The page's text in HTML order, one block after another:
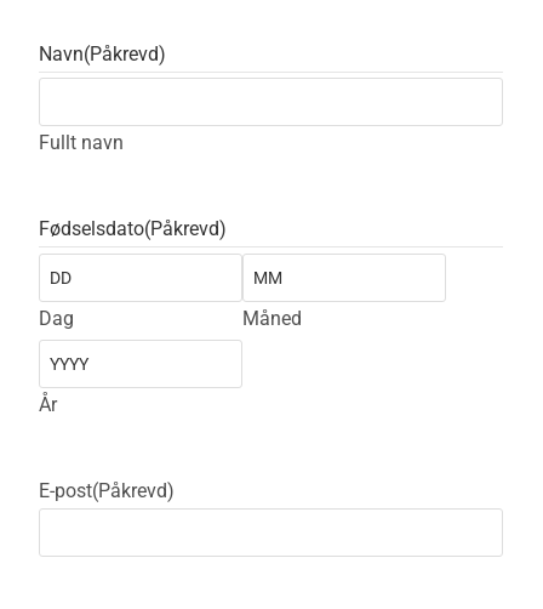
Navn(Påkrevd)
Fullt navn
Fødselsdato(Påkrevd)
Dag Måned
År
E-post(Påkrevd)